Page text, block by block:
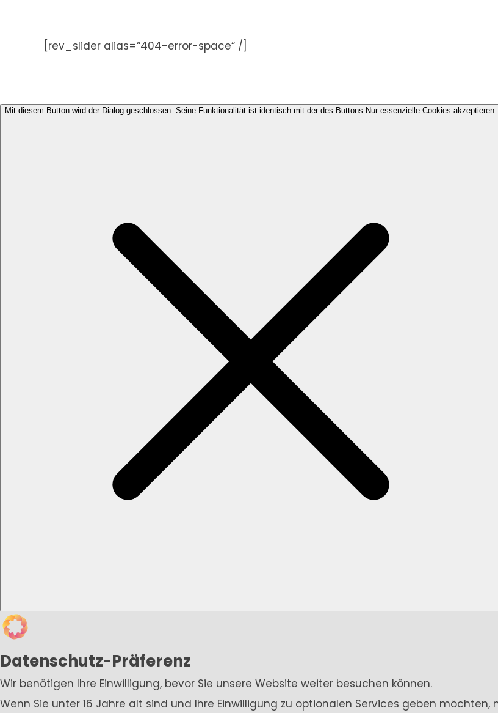
[rev_slider alias=“404-error-space“ /]
Mit diesem Button wird der Dialog geschlossen. Seine Funktionalität ist identisch mit der des Buttons Nur essenzielle Cookies akzeptieren.
Datenschutz-Präferenz
Wir benötigen Ihre Einwilligung, bevor Sie unsere Website weiter besuchen können.
Wenn Sie unter 16 Jahre alt sind und Ihre Einwilligung zu optionalen Services geben